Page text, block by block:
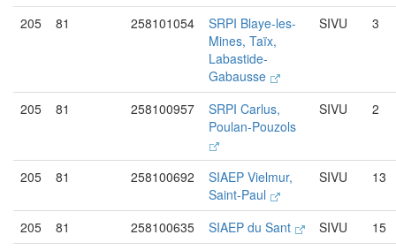
205 81 258101054
SRPI Blaye-les-
Mines, Taïx,
Labastide-
Gabausse
SIVU 3
205 81 258100957
SRPI Carlus,
Poulan-Pouzols
SIVU 2
205 81 258100692
SIAEP Vielmur,
Saint-Paul
SIVU 13
205 81 258100635 SIAEP du Sant SIVU
15